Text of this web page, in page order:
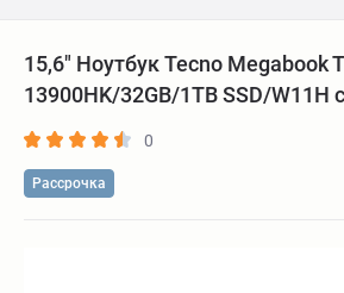
15,6" Ноутбук Tecno Megabook
13900HK/32GB/1TB SSD/W11H
0
Рассрочка